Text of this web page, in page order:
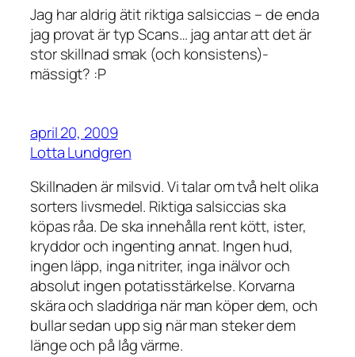
Jag har aldrig ätit riktiga salsiccias – de enda
jag provat är typ Scans… jag antar att det är
stor skillnad smak (och konsistens)-
mässigt? :P
april 20, 2009
Lotta Lundgren
Skillnaden är milsvid. Vi talar om två helt olika
sorters livsmedel. Riktiga salsiccias ska
köpas råa. De ska innehålla rent kött, ister,
kryddor och ingenting annat. Ingen hud,
ingen läpp, inga nitriter, inga inälvor och
absolut ingen potatisstärkelse. Korvarna
skära och sladdriga när man köper dem, och
bullar sedan upp sig när man steker dem
länge och på låg värme.